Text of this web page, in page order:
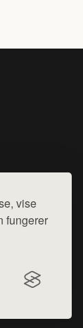
vise
fungerer
de shops,